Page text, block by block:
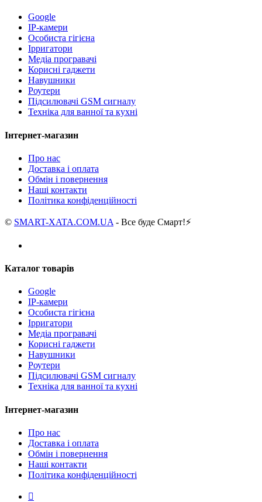
Google
IP-камери
Особиста гігієна
Ірригатори
Медіа програвачі
Корисні гаджети
Навушники
Роутери
Підсилювачі GSM сигналу
Техніка для ванної та кухні
Інтернет-магазин
Про нас
Доставка і оплата
Обмін і повернення
Наші контакти
Політика конфіденційності
© SMART-XATA.COM.UA - Все буде Смарт!⚡️
Каталог товарів
Google
IP-камери
Особиста гігієна
Ірригатори
Медіа програвачі
Корисні гаджети
Навушники
Роутери
Підсилювачі GSM сигналу
Техніка для ванної та кухні
Інтернет-магазин
Про нас
Доставка і оплата
Обмін і повернення
Наші контакти
Політика конфіденційності